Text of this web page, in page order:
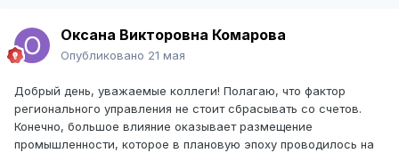
Оксана Викторовна Комарова
Опубликовано 21 мая
Добрый день, уважаемые коллеги! Полагаю, что фактор
регионального управления не стоит сбрасывать со счетов.
Конечно, большое влияние оказывает размещение
промышленности, которое в плановую эпоху проводилось на